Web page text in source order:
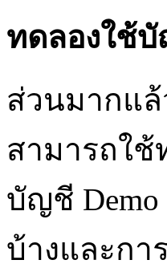
ทดลองใช้บั
ส่วนมากแล้
สามารถใช้
บัญชี
บ้างและกา